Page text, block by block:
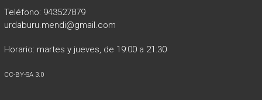
Teléfono: 943527879
urdaburu.mendi@gmail.com
Horario: martes y jueves, de 19:00 a 21:30
CC-BY-SA 3.0